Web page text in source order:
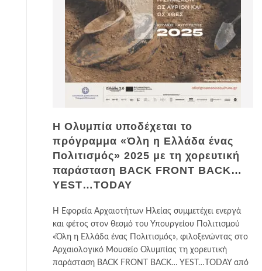
Η Ολυμπία υποδέχεται το
πρόγραμμα «Όλη η Ελλάδα ένας
Πολιτισμός» 2025 με τη χορευτική
παράσταση BACK FRONT BACK…
YEST…TODAY
Η Εφορεία Αρχαιοτήτων Ηλείας συμμετέχει ενεργά
και φέτος στον θεσμό του Υπουργείου Πολιτισμού
«Όλη η Ελλάδα ένας Πολιτισμός», φιλοξενώντας στο
Αρχαιολογικό Μουσείο Ολυμπίας τη χορευτική
παράσταση BACK FRONT BACK… YEST…TODAY από